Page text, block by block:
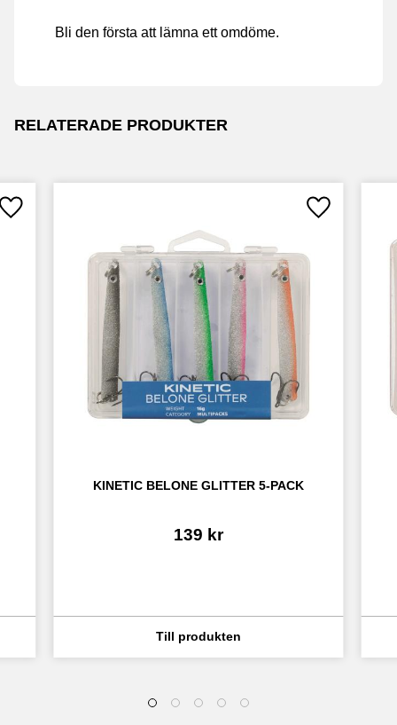
Bli den första att lämna ett omdöme.
RELATERADE PRODUKTER
KINETIC BELONE GLITTER 5-PACK
139 kr
Lägg till i
Lägg till i favoriter